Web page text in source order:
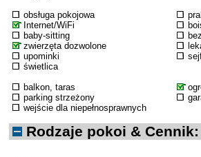
obsługa pokojowa
Internet/WiFi
baby-sitting
zwierzęta dozwolone
upominki
świetlica
balkon, taras
parking strzeżony
wejście dla niepełnosprawnych
Rodzaje pokoi & Cennik: